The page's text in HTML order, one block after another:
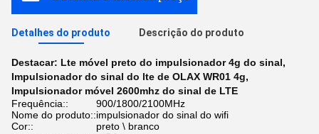
Detalhes do produto Descrição do produto
Destacar: Lte móvel preto do impulsionador 4g do sinal,
Impulsionador do sinal do lte de OLAX WR01 4g,
Impulsionador móvel 2600mhz do sinal de LTE
Frequência::
900/1800/2100MHz
Nome do produto::impulsionador do sinal do wifi
Cor::
preto \ branco